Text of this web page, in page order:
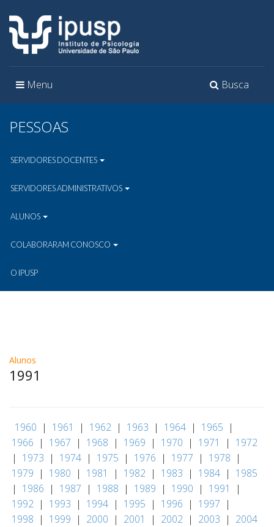
Toggle
Busca
Toggle
Menu
PESSOAS
SERVIDORES DOCENTES
SERVIDORES ADMINISTRATIVOS
ALUNOS
COLABORARAM CONOSCO
O IPUSP
Alunos
1991
1960 | 1961 | 1962 | 1963 | 1964 | 1965 |
1966 | 1967 | 1968 | 1969 | 1970 | 1971 | 1972
| 1973 | 1974 | 1975 | 1976 | 1977 | 1978 |
1979 | 1980 | 1981 | 1982 | 1983 | 1984 | 1985
| 1986 | 1987 | 1988 | 1989 | 1990 | 1991
|
1992 | 1993 | 1994 | 1995 | 1996 | 1997 |
1998 | 1999 | 2000 | 2001 | 2002 | 2003 | 2004